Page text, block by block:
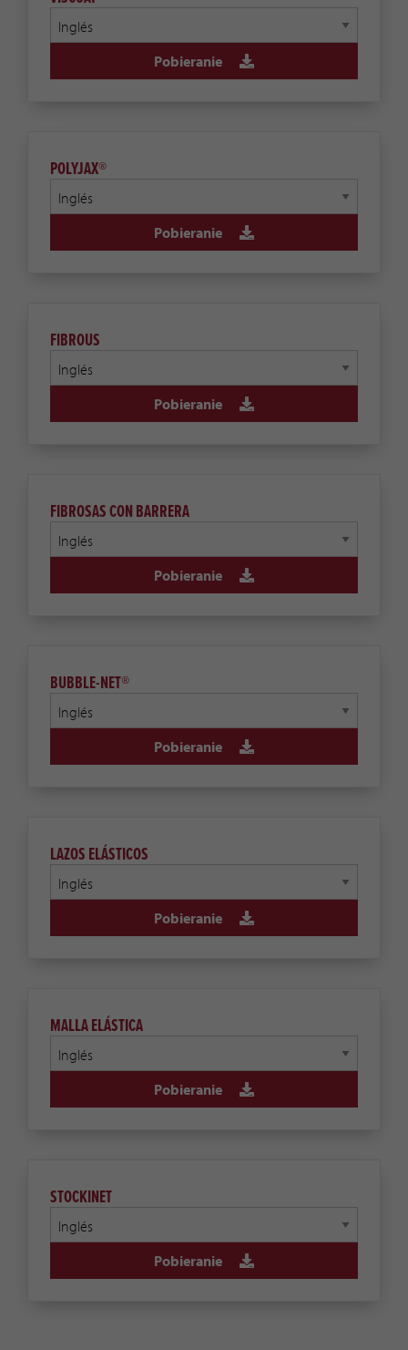
Pobieranie
POLYJAX®
Pobieranie
FIBROUS
Pobieranie
FIBROSAS CON BARRERA
Pobieranie
BUBBLE-NET®
Pobieranie
LAZOS ELÁSTICOS
Pobieranie
MALLA ELÁSTICA
Pobieranie
STOCKINET
Pobieranie